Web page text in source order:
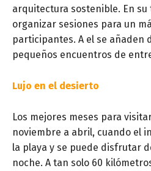
arquitectura sostenible. En
organizar sesiones para un
participantes. A el se añaden
pequeños encuentros de
Lujo en el desierto
Los mejores meses para
noviembre a abril, cuando el
la playa y se puede disfrutar
noche. A tan solo 60